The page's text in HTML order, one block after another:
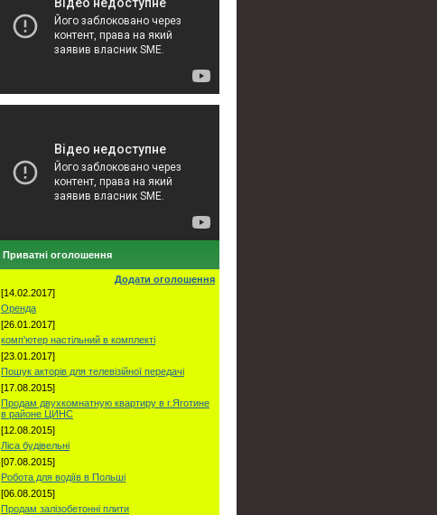
Приватні оголошення
Додати оголошення
[14.02.2017]
Оренда
[26.01.2017]
комп'ютер настільний в комплекті
[23.01.2017]
Пошук акторів для телевізійної передачі
[17.08.2015]
Продам двухкомнатную квартиру в г.Яготине
в районе ЦИНС
[12.08.2015]
Ліса будівельні
[07.08.2015]
Робота для водіїв в Польші
[06.08.2015]
Продам залізобетонні плити